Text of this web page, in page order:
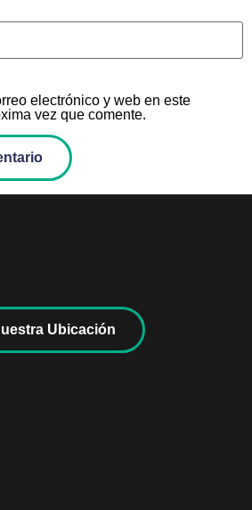
electrónico y web en este
vez que comente.
Ubicación